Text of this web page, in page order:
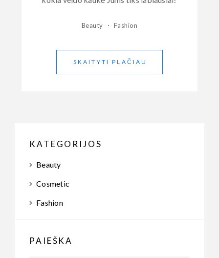
Beauty Fashion
SKAITYTI PLAČIAU
KATEGORIJOS
Beauty
Cosmetic
Fashion
PAIEŠKA